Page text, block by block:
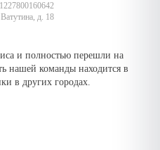
д. 18
и полностью перешли на
нашей команды находится в
в других городах.